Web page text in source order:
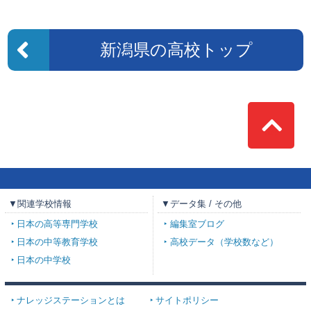
新潟県の高校トップ
Top
▼関連学校情報
日本の高等専門学校
日本の中等教育学校
日本の中学校
▼データ集 / その他
編集室ブログ
高校データ（学校数など）
ナレッジステーションとは サイトポリシー